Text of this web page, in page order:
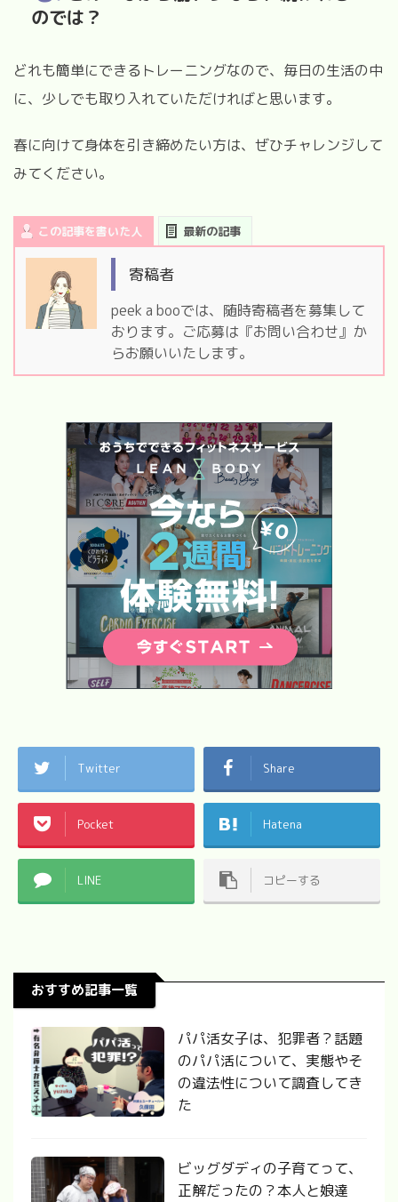
のでは？
どれも簡単にできるトレーニングなので、毎日の生活の中
に、少しでも取り入れていただければと思います。
春に向けて身体を引き締めたい方は、ぜひチャレンジして
みてください。
この記事を書いた人 最新の記事
寄稿者
peek a booでは、随時寄稿者を募集して
おります。ご応募は『お問い合わせ』か
らお願いいたします。
Twitter Share
Pocket Hatena
LINE コピーする
おすすめ記事一覧
パパ活女子は、犯罪者？話題
のパパ活について、実態やそ
の違法性について調査してき
た
ビッグダディの子育てって、
正解だったの？本人と娘達